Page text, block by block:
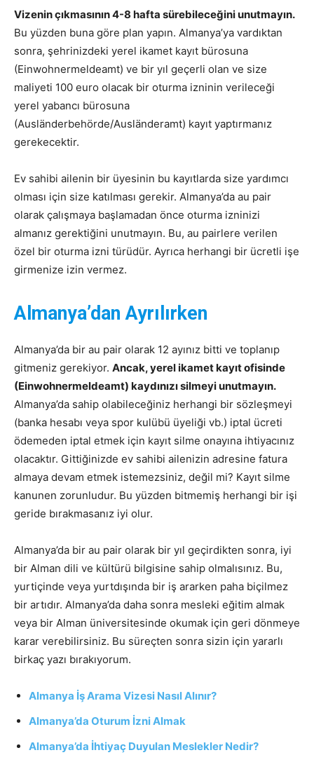
Vizenin çıkmasının 4-8 hafta sürebileceğini unutmayın.
Bu yüzden buna göre plan yapın. Almanya’ya vardıktan
sonra, şehrinizdeki yerel ikamet kayıt bürosuna
(Einwohnermeldeamt) ve bir yıl geçerli olan ve size
maliyeti 100 euro olacak bir oturma izninin verileceği
yerel yabancı bürosuna
(Ausländerbehörde/Ausländeramt) kayıt yaptırmanız
gerekecektir.
Ev sahibi ailenin bir üyesinin bu kayıtlarda size yardımcı
olması için size katılması gerekir. Almanya’da au pair
olarak çalışmaya başlamadan önce oturma izninizi
almanız gerektiğini unutmayın. Bu, au pairlere verilen
özel bir oturma izni türüdür. Ayrıca herhangi bir ücretli işe
girmenize izin vermez.
Almanya’dan Ayrılırken
Almanya’da bir au pair olarak 12 ayınız bitti ve toplanıp
gitmeniz gerekiyor. Ancak, yerel ikamet kayıt ofisinde
(Einwohnermeldeamt) kaydınızı silmeyi unutmayın.
Almanya’da sahip olabileceğiniz herhangi bir sözleşmeyi
(banka hesabı veya spor kulübü üyeliği vb.) iptal ücreti
ödemeden iptal etmek için kayıt silme onayına ihtiyacınız
olacaktır. Gittiğinizde ev sahibi ailenizin adresine fatura
almaya devam etmek istemezsiniz, değil mi? Kayıt silme
kanunen zorunludur. Bu yüzden bitmemiş herhangi bir işi
geride bırakmasanız iyi olur.
Almanya’da bir au pair olarak bir yıl geçirdikten sonra, iyi
bir Alman dili ve kültürü bilgisine sahip olmalısınız. Bu,
yurtiçinde veya yurtdışında bir iş ararken paha biçilmez
bir artıdır. Almanya’da daha sonra mesleki eğitim almak
veya bir Alman üniversitesinde okumak için geri dönmeye
karar verebilirsiniz. Bu süreçten sonra sizin için yararlı
birkaç yazı bırakıyorum.
Almanya İş Arama Vizesi Nasıl Alınır?
Almanya’da Oturum İzni Almak
Almanya’da İhtiyaç Duyulan Meslekler Nedir?